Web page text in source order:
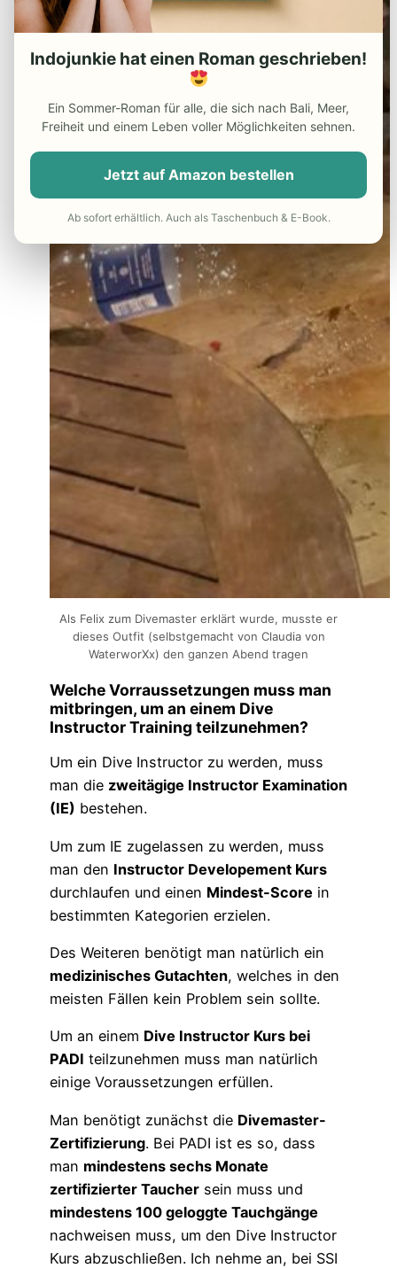
Als Felix zum Divemaster erklärt wurde, musste er
dieses Outfit (selbstgemacht von Claudia von
WaterworXx) den ganzen Abend tragen
Welche Vorraussetzungen muss man
mitbringen, um an einem Dive
Instructor Training teilzunehmen?
Um ein Dive Instructor zu werden, muss
man die zweitägige Instructor Examination
(IE) bestehen.
Um zum IE zugelassen zu werden, muss
man den Instructor Developement Kurs
durchlaufen und einen Mindest-Score in
bestimmten Kategorien erzielen.
Des Weiteren benötigt man natürlich ein
medizinisches Gutachten, welches in den
meisten Fällen kein Problem sein sollte.
Um an einem Dive Instructor Kurs bei
PADI teilzunehmen muss man natürlich
einige Voraussetzungen erfüllen.
Man benötigt zunächst die Divemaster-
Zertifizierung. Bei PADI ist es so, dass
man mindestens sechs Monate
zertifizierter Taucher sein muss und
mindestens 100 geloggte Tauchgänge
nachweisen muss, um den Dive Instructor
Kurs abzuschließen. Ich nehme an, bei SSI
Indojunkie hat einen Roman geschrieben!
Ein Sommer-Roman für alle, die sich nach Bali, Meer,
Freiheit und einem Leben voller Möglichkeiten sehnen.
Jetzt auf Amazon bestellen
Ab sofort erhältlich. Auch als Taschenbuch & E-Book.